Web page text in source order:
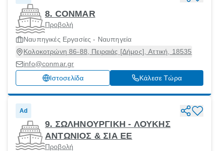
8. CONMAR
Προβολή
Ναυπηγικές Εργασίες - Ναυπηγεία
Κολοκοτρώνη 86-88, Πειραιάς [Δήμος], Αττική, 18535
info@conmar.gr
Ιστοσελίδα
Κάλεσε Τώρα
Ad
9. ΣΩΛΗΝΟΥΡΓΙΚΗ - ΛΟΥΚΗΣ
ΑΝΤΩΝΙΟΣ & ΣΙΑ ΕΕ
Προβολή